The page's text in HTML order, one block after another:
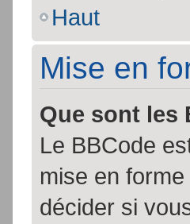
Haut
Mise en
Que sont les
Le BBCode
mise en forme
décider si